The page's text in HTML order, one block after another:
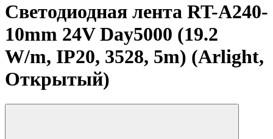
Светодиодная лента RT-A240-
10mm 24V Day5000 (19.2
W/m, IP20, 3528, 5m) (Arlight,
Открытый)